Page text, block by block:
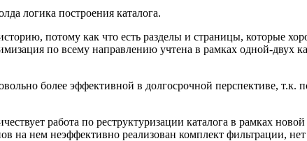
логика построения каталога.
потому как что есть разделы и страницы, которые
по всему направлению учтена в рамках одной-двух
более эффективной в долгосрочной перспективе, т.к.
работа по реструктуризации каталога в рамках
на нем неэффективно реализован комплект фильтрации,